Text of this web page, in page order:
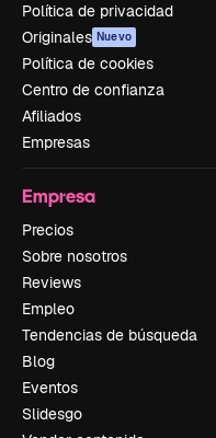
Política de privacidad
Originales Nuevo
Política de cookies
Centro de confianza
Afiliados
Empresas
Empresa
Precios
Sobre nosotros
Reviews
Empleo
Tendencias de búsqueda
Blog
Eventos
Slidesgo